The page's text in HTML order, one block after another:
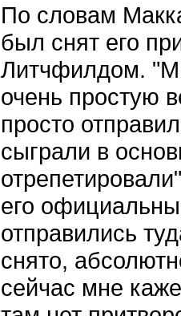
По словам
был снят его
Литчфилдом.
очень простую
просто
сыграли в
его
отправились
снято,
сейчас мне